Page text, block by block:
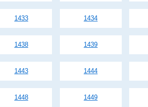
1433 1434
1438 1439
1443 1444
1448 1449